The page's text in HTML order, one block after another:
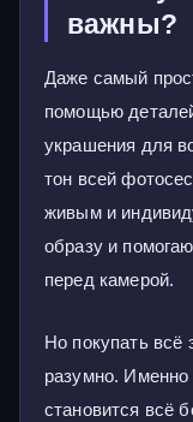
важны?
Даже самый
помощью
украшения для
тон всей
живым и
образу и
перед камерой.
Но покупать всё
разумно. Именно
становится всё